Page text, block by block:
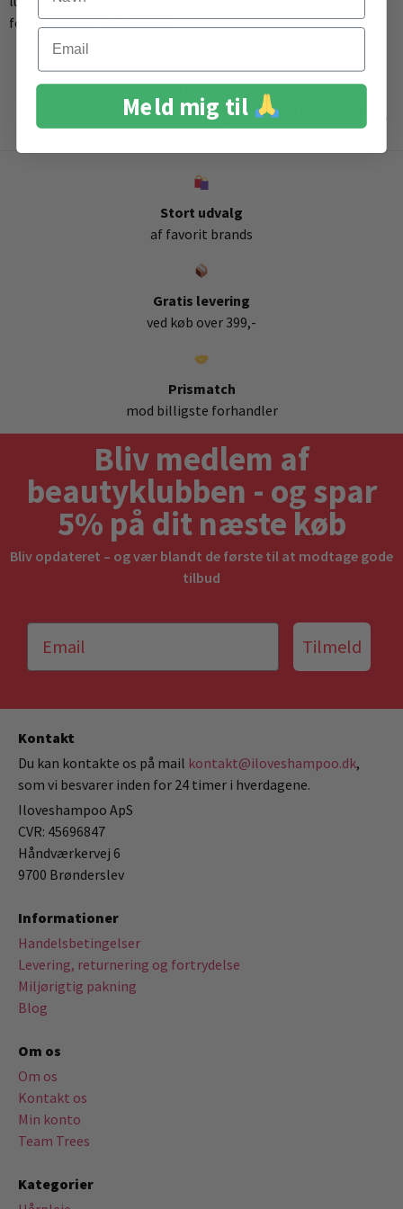
forventninger til hudpleje.
Anbefalet sammen med Philip B
Forever Shine Body Creme 236ml
Stort udvalg
af favorit brands
Gratis levering
ved køb over 399,-
Prismatch
mod billigste forhandler
Bliv medlem af
beautyklubben - og spar
5% på dit næste køb
Bliv opdateret – og vær blandt de første til at modtage gode
tilbud
Tilmeld
Kontakt
Du kan kontakte os på mail kontakt@iloveshampoo.dk,
som vi besvarer inden for 24 timer i hverdagene.
Iloveshampoo ApS
CVR: 45696847
Håndværkervej 6
9700 Brønderslev
Informationer
Handelsbetingelser
Levering, returnering og fortrydelse
Miljørigtig pakning
Blog
Om os
Om os
Kontakt os
Min konto
Team Trees
Kategorier
Email
Meld mig til